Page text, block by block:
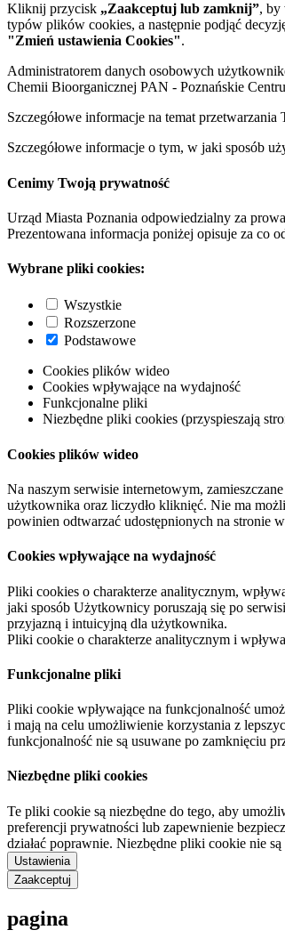
Kliknij przycisk „Zaakceptuj lub zamknij”, by
typów plików cookies, a następnie podjąć
"Zmień ustawienia Cookies".
Administratorem danych osobowych
Chemii Bioorganicznej PAN - Poznańskie
Szczegółowe informacje na temat
Szczegółowe informacje o tym, w jaki sposób
Cenimy Twoją prywatność
Urząd Miasta Poznania odpowiedzialny za
Prezentowana informacja poniżej opisuje za co
Wybrane pliki cookies:
Wszystkie
Rozszerzone
Podstawowe
Cookies plików wideo
Cookies wpływające na wydajność
Funkcjonalne pliki
Niezbędne pliki cookies (przyspieszają
Cookies plików wideo
Na naszym serwisie internetowym,
użytkownika oraz liczydło kliknięć. Nie ma
powinien odtwarzać udostępnionych na stronie
Cookies wpływające na wydajność
Pliki cookies o charakterze analitycznym,
jaki sposób Użytkownicy poruszają się po
przyjazną i intuicyjną dla użytkownika.
Pliki cookie o charakterze analitycznym i
Funkcjonalne pliki
Pliki cookie wpływające na funkcjonalność
i mają na celu umożliwienie korzystania z
funkcjonalność nie są usuwane po zamknięciu
Niezbędne pliki cookies
Te pliki cookie są niezbędne do tego, aby
preferencji prywatności lub zapewnienie
działać poprawnie. Niezbędne pliki cookie nie
Ustawienia
Zaakceptuj
pagina